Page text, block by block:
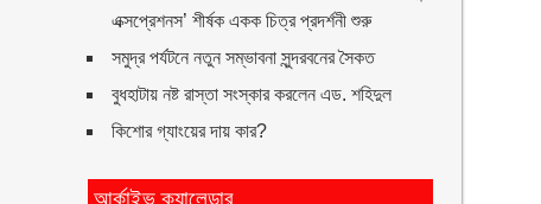
এক্সপ্রেশনস’ শীর্ষক একক চিত্র প্রদর্শনী শুরু
সমুদ্র পর্যটনে নতুন সম্ভাবনা সুন্দরবনের সৈকত
বুধহাটায় নষ্ট রাস্তা সংস্কার করলেন এড. শহিদুল
কিশোর গ্যাংয়ের দায় কার?
আর্কাইভ ক্যালেন্ডার